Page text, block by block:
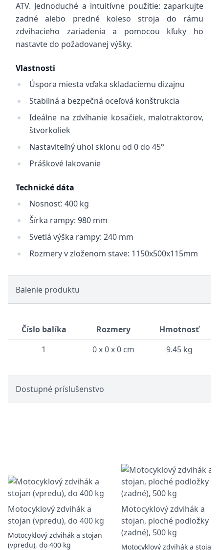
ATV. Jednoduché a intuitívne použitie: zaparkujte
zadné alebo predné koleso stroja do rámu
zdvíhacieho zariadenia a pomocou kľuky ho
nastavte do požadovanej výšky.
Vlastnosti
Úspora miesta vďaka skladaciemu dizajnu
Stabilná a bezpečná oceľová konštrukcia
Ideálne na zdvíhanie kosačiek, malotraktorov,
štvorkoliek
Nastaviteľný uhol sklonu od 0 do 45°
Práškové lakovanie
Technické dáta
Nosnosť: 400 kg
Šírka rampy: 980 mm
Svetlá výška rampy: 240 mm
Rozmery v zloženom stave: 1150x500x115mm
Balenie produktu
Číslo balíka Rozmery
Hmotnosť
1
0 x 0 x 0 cm 9.45 kg
Dostupné príslušenstvo
Motocyklový zdvihák a
stojan (vpredu), do 400 kg
Motocyklový zdvihák a stojan
(vpredu), do 400 kg
Motocyklový zdvihák a
stojan, ploché podložky
(zadné), 500 kg
Motocyklový zdvihák a stojan,